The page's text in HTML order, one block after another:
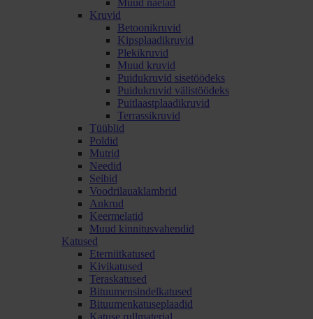
Muud naelad
Kruvid
Betoonikruvid
Kipsplaadikruvid
Plekikruvid
Muud kruvid
Puidukruvid sisetöödeks
Puidukruvid välistöödeks
Puitlaastplaadikruvid
Terrassikruvid
Tüüblid
Poldid
Mutrid
Needid
Seibid
Voodrilauaklambrid
Ankrud
Keermelatid
Muud kinnitusvahendid
Katused
Eterniitkatused
Kivikatused
Teraskatused
Bituumensindelkatused
Bituumenkatuseplaadid
Katuse rullmaterjal